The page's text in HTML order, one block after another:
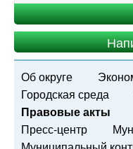
Об округе
Городская среда
Правовые акты
Пресс-центр